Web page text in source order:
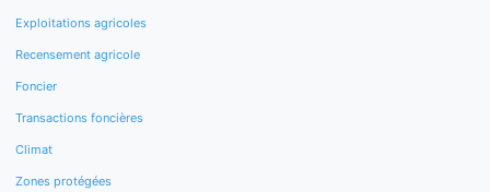
Exploitations agricoles
Recensement agricole
Foncier
Transactions foncières
Climat
Zones protégées